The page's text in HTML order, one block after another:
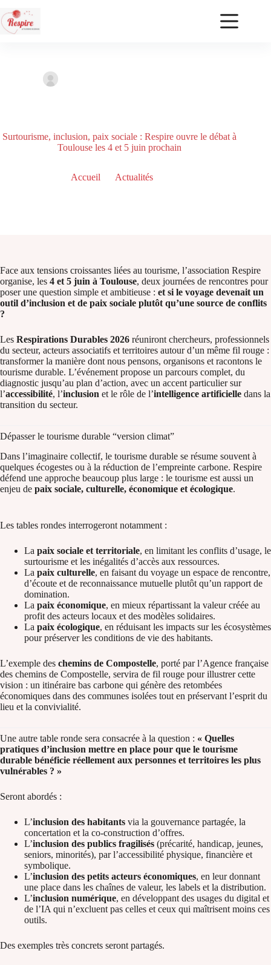
Surtourisme, inclusion, paix sociale : Respire ouvre le débat à
Toulouse les 4 et 5 juin prochain
Accueil
Actualités
Face aux tensions croissantes liées au tourisme, l’association Respire
organise, les 4 et 5 juin à Toulouse, deux journées de rencontres pour
poser une question simple et ambitieuse : et si le voyage devenait un
outil d’inclusion et de paix sociale plutôt qu’une source de conflits
?
Les Respirations Durables 2026 réuniront chercheurs, professionnels
du secteur, acteurs associatifs et territoires autour d’un même fil rouge :
transformer la manière dont nous pensons, organisons et racontons le
tourisme durable. L’événement propose un parcours complet, du
diagnostic jusqu’au plan d’action, avec un accent particulier sur
l’accessibilité, l’inclusion et le rôle de l’intelligence artificielle dans la
transition du secteur.
Dépasser le tourisme durable “version climat”
Dans l’imaginaire collectif, le tourisme durable se résume souvent à
quelques écogestes ou à la réduction de l’empreinte carbone. Respire
défend une approche beaucoup plus large : le tourisme est aussi un
enjeu de paix sociale, culturelle, économique et écologique.
Les tables rondes interrogeront notamment :
La paix sociale et territoriale, en limitant les conflits d’usage, le
surtourisme et les inégalités d’accès aux ressources.
La paix culturelle, en faisant du voyage un espace de rencontre,
d’écoute et de reconnaissance mutuelle plutôt qu’un rapport de
domination.
La paix économique, en mieux répartissant la valeur créée au
profit des acteurs locaux et des modèles solidaires.
La paix écologique, en réduisant les impacts sur les écosystèmes
pour préserver les conditions de vie des habitants.
L’exemple des chemins de Compostelle, porté par l’Agence française
des chemins de Compostelle, servira de fil rouge pour illustrer cette
vision : un itinéraire bas carbone qui génère des retombées
économiques dans des communes isolées tout en préservant l’esprit du
lieu et la convivialité.
Une autre table ronde sera consacrée à la question : « Quelles
pratiques d’inclusion mettre en place pour que le tourisme
durable bénéficie réellement aux personnes et territoires les plus
vulnérables ? »
Seront abordés :
L’inclusion des habitants via la gouvernance partagée, la
concertation et la co‑construction d’offres.
L’inclusion des publics fragilisés (précarité, handicap, jeunes,
seniors, minorités), par l’accessibilité physique, financière et
symbolique.
L’inclusion des petits acteurs économiques, en leur donnant
une place dans les chaînes de valeur, les labels et la distribution.
L’inclusion numérique, en développant des usages du digital et
de l’IA qui n’excluent pas celles et ceux qui maîtrisent moins ces
outils.
Des exemples très concrets seront partagés.